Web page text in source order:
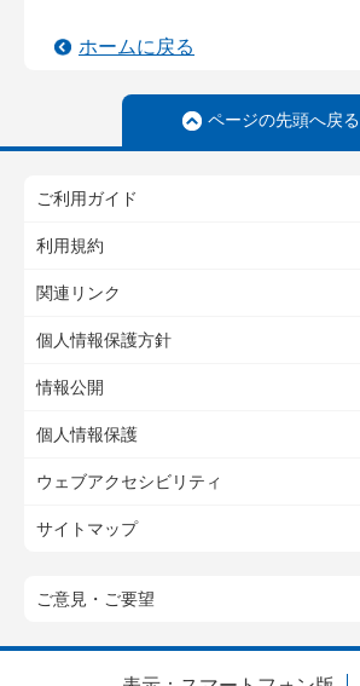
ホームに戻る
ページの先頭へ戻る
ご利用ガイド
利用規約
関連リンク
個人情報保護方針
情報公開
個人情報保護
ウェブアクセシビリティ
サイトマップ
ご意見・ご要望